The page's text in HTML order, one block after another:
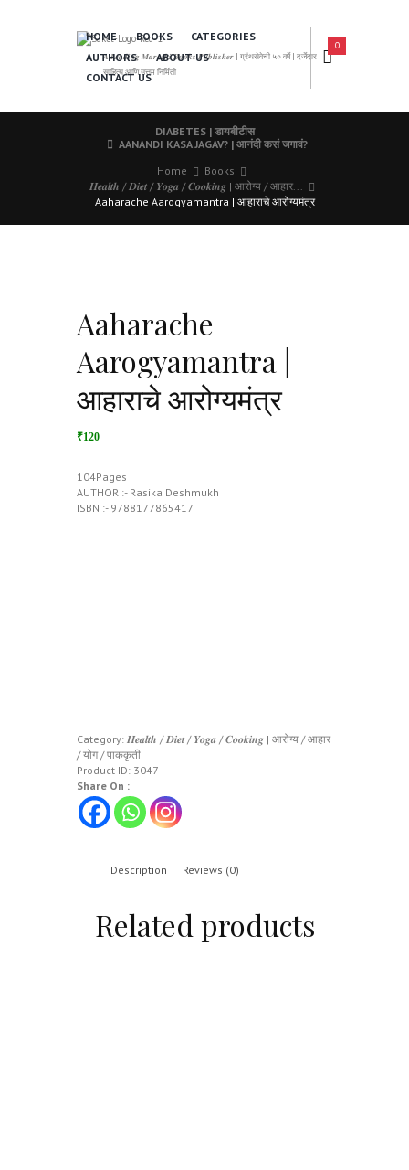
𝑨 𝑳𝒆𝒂𝒅𝒊𝒏𝒈 𝑴𝒂𝒓𝒂𝒕𝒉𝒊 𝑩𝒐𝒐𝒌𝒔 𝑷𝒖𝒃𝒍𝒊𝒔𝒉𝒆𝒓 | ग्रंथसेवेची ५० वर्षे | दर्जेदार
साहित्य आणि उत्तम निर्मिती
HOME BOOKS
CATEGORIES
AUTHORS
ABOUT US
CONTACT US
0
DIABETES | डायबीटीस
AANANDI KASA JAGAV? | आनंदी कसं जगावं?
Home
Books
𝑯𝒆𝒂𝒍𝒕𝒉 / 𝑫𝒊𝒆𝒕 / 𝒀𝒐𝒈𝒂 / 𝑪𝒐𝒐𝒌𝒊𝒏𝒈 | आरोग्य / आहार...
Aaharache Aarogyamantra | आहाराचे आरोग्यमंत्र
Aaharache
Aarogyamantra |
आहाराचे आरोग्यमंत्र
₹120
104Pages
AUTHOR :- Rasika Deshmukh
ISBN :- 9788177865417
Category: 𝑯𝒆𝒂𝒍𝒕𝒉 / 𝑫𝒊𝒆𝒕 / 𝒀𝒐𝒈𝒂 / 𝑪𝒐𝒐𝒌𝒊𝒏𝒈 | आरोग्य / आहार
/ योग / पाककृती
Product ID: 3047
Share On :
Description Reviews (0)
Related products